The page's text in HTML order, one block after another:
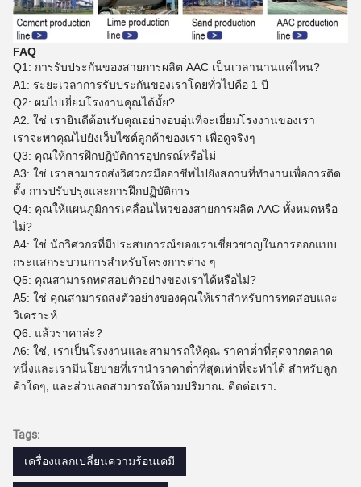
FAQ
Q1: การรับประกันของสายการผลิต AAC เป็นเวลานานแค่ไหน?
A1: ระยะเวลาการรับประกันของเราโดยทั่วไปคือ 1 ปี
Q2: ผมไปเยี่ยมโรงงานคุณได้มั้ย?
A2: ใช่ เรายินดีต้อนรับคุณอย่างอบอุ่นที่จะเยี่ยมโรงงานของเรา
เราจะพาคุณไปยังเว็บไซต์ลูกค้าของเรา เพื่อดูจริงๆ
Q3: คุณให้การฝึกปฏิบัติการอุปกรณ์หรือไม่
A3: ใช่ เราสามารถส่งวิศวกรมืออาชีพไปยังสถานที่ทํางานเพื่อการติด
ตั้ง การปรับปรุงและการฝึกปฏิบัติการ
Q4: คุณให้แผนภูมิการเคลื่อนไหวของสายการผลิต AAC ทั้งหมดหรือ
ไม่?
A4: ใช่ นักวิศวกรที่มีประสบการณ์ของเราเชี่ยวชาญในการออกแบบ
กระแสกระบวนการสําหรับโครงการต่าง ๆ
Q5: คุณสามารถทดสอบตัวอย่างของเราได้หรือไม่?
A5: ใช่ คุณสามารถส่งตัวอย่างของคุณให้เราสําหรับการทดสอบและ
วิเคราะห์
Q6. แล้วราคาล่ะ?
A6: ใช่, เราเป็นโรงงานและสามารถให้คุณ ราคาต่ําที่สุดจากตลาด
หนึ่งและเรามีนโยบายที่เรานําราคาต่ําที่สุดเท่าที่จะทําได้ สําหรับลูก
ค้าใดๆ, และส่วนลดสามารถให้ตามปริมาณ. ติดต่อเรา.
Tags:
เครื่องแลกเปลี่ยนความร้อนเคมี